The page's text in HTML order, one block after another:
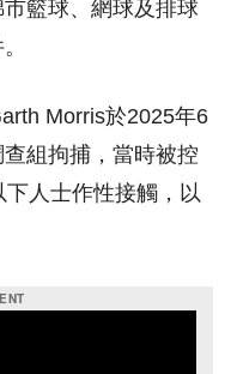
籃球、網球及排球
Morris於2025年6
組拘捕，當時被控
人士作性接觸，以